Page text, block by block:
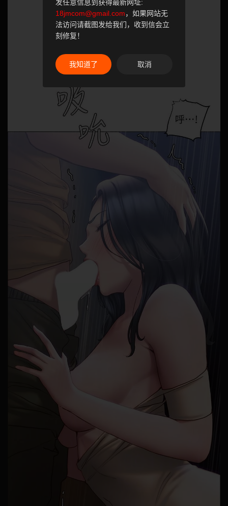
发任意信息到获得最新网址:
18jmcom@gmail.com，如果网站无
法访问请截图发给我们，收到信会立
刻修复！
我知道了 取消